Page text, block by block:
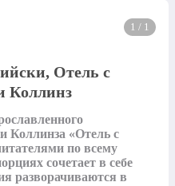
1 / 1
Отель с
Коллинз
Коллинза «Отель с
по всему
сочетает в себе
разворачиваются в